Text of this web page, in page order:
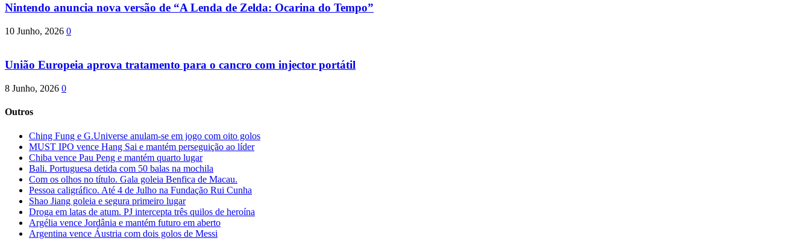
Nintendo anuncia nova versão de “A Lenda de Zelda: Ocarina do Tempo”
10 Junho, 2026 0
União Europeia aprova tratamento para o cancro com injector portátil
8 Junho, 2026 0
Outros
Ching Fung e G.Universe anulam-se em jogo com oito golos
MUST IPO vence Hang Sai e mantém perseguição ao líder
Chiba vence Pau Peng e mantém quarto lugar
Bali. Portuguesa detida com 50 balas na mochila
Com os olhos no título. Gala goleia Benfica de Macau.
Pessoa caligráfico. Até 4 de Julho na Fundação Rui Cunha
Shao Jiang goleia e segura primeiro lugar
Droga em latas de atum. PJ intercepta três quilos de heroína
Argélia vence Jordânia e mantém futuro em aberto
Argentina vence Áustria com dois golos de Messi